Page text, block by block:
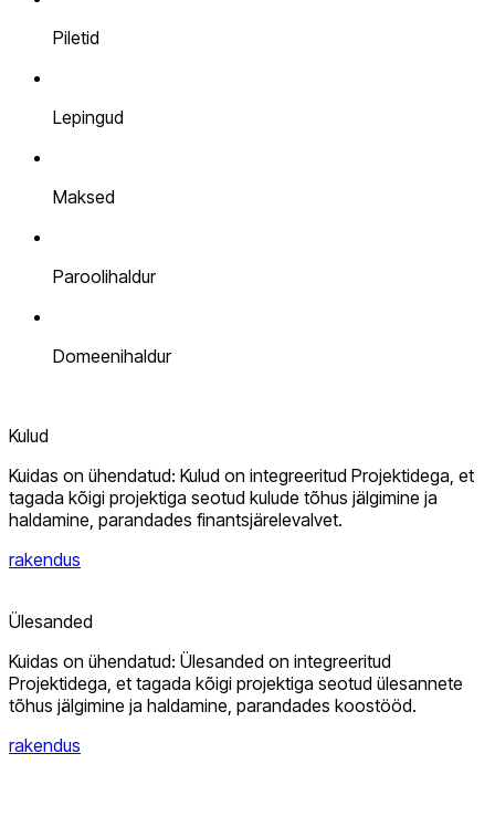
Piletid
Lepingud
Maksed
Paroolihaldur
Domeenihaldur
Kulud
Kuidas on ühendatud: Kulud on integreeritud Projektidega, et
tagada kõigi projektiga seotud kulude tõhus jälgimine ja
haldamine, parandades finantsjärelevalvet.
rakendus
Ülesanded
Kuidas on ühendatud: Ülesanded on integreeritud
Projektidega, et tagada kõigi projektiga seotud ülesannete
tõhus jälgimine ja haldamine, parandades koostööd.
rakendus